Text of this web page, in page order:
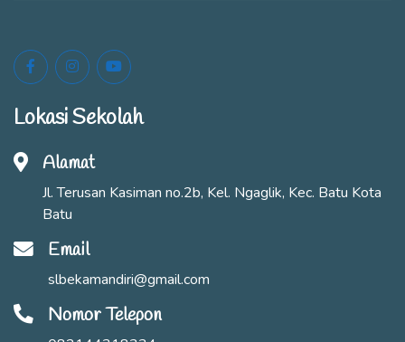
Lokasi Sekolah
Alamat
Jl. Terusan Kasiman no.2b, Kel. Ngaglik, Kec. Batu Kota
Batu
Email
slbekamandiri@gmail.com
Nomor Telepon